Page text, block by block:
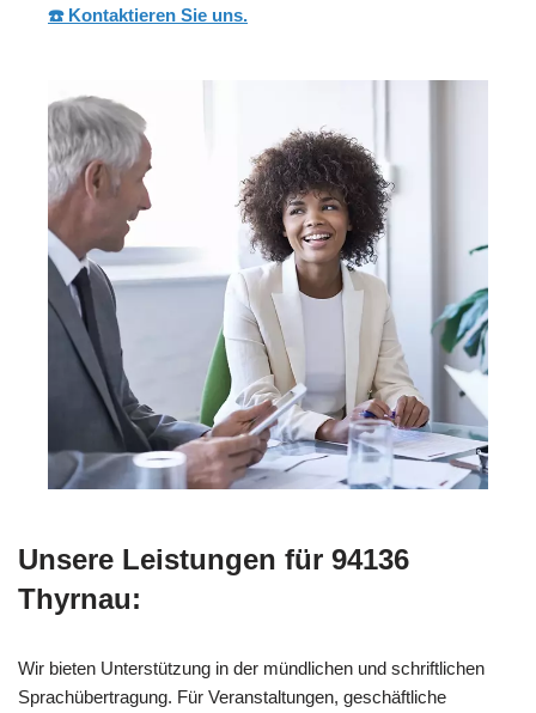
☎️ Kontaktieren Sie uns.
Unsere Leistungen für 94136
Thyrnau:
Wir bieten Unterstützung in der mündlichen und schriftlichen
Sprachübertragung. Für Veranstaltungen, geschäftliche